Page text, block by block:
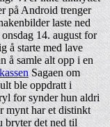
på Android trenger
laste ned
14. august for
å starte med lave
å samle alt opp i en
Sagaen om
ble oppdratt i
for synder hun aldri
mynt har et distinkt
bryter det ned til